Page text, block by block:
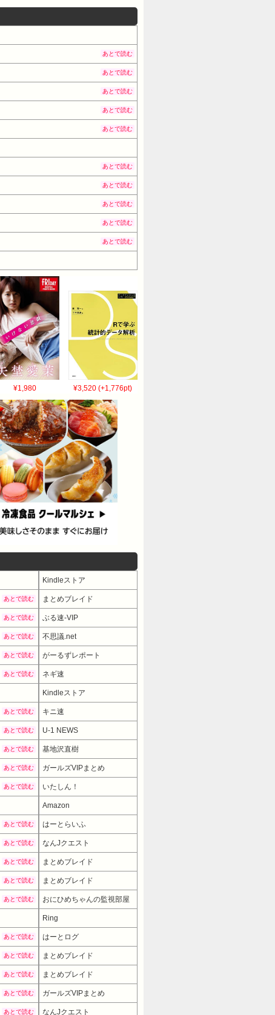
あとで読む
あとで読む
あとで読む
あとで読む
あとで読む
あとで読む
あとで読む
あとで読む
あとで読む
あとで読む
¥1,980 ¥3,520 (+1,776pt)
Kindleストア
あとで読む まとめブレイド
あとで読む ぶる速-VIP
あとで読む 不思議.net
あとで読む がーるずレポート
あとで読む ネギ速
Kindleストア
あとで読む キニ速
あとで読む U-1 NEWS
あとで読む 基地沢直樹
あとで読む ガールズVIPまとめ
あとで読む いたしん！
Amazon
あとで読む はーとらいふ
あとで読む なんJクエスト
あとで読む まとめブレイド
あとで読む まとめブレイド
あとで読む おにひめちゃんの監視部屋
Ring
あとで読む はーとログ
あとで読む まとめブレイド
あとで読む まとめブレイド
あとで読む ガールズVIPまとめ
あとで読む なんJクエスト